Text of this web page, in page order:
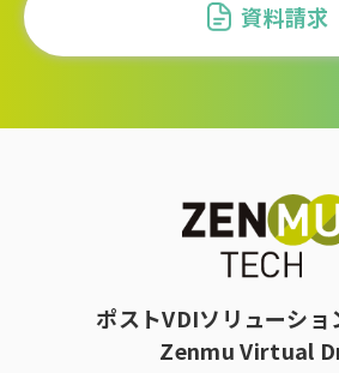
資料請求
ポストVDIソリューショ
Zenmu Virtual